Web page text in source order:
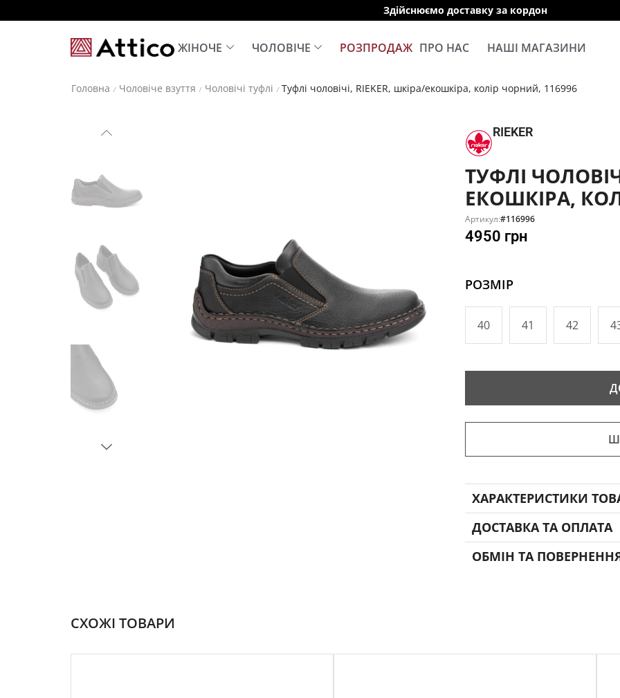
Здійснюємо доставку за кордон
ЖІНОЧЕ ЧОЛОВІЧЕ РОЗПРОДАЖ ПРО НАС НАШІ МАГАЗИНИ
Головна / Чоловіче взуття / Чоловічі туфлі / Туфлі чоловічі, RIEKER, шкіра/екошкіра, колір чорний, 116996
RIEKER
ТУФЛІ
ЕКОШКІРА,
Артикул:#116996
4950 грн
РОЗМІР
40 41 42
ХАРАКТЕРИСТИКИ
ДОСТАВКА ТА ОПЛАТА
ОБМІН ТА
СХОЖІ ТОВАРИ